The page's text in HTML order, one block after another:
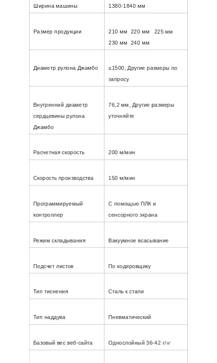
Ширина машины 1380-1840 мм
Размер продукции
210 мм 220 мм 225 мм
230 мм 240 мм
Диаметр рулона Джамбо ≤1500, Другие размеры по
запросу
Внутренний диаметр
сердцевины рулона
Джамбо
76,2 мм,Другие размеры
уточняйте
Расчетная скорость 200 м/мин
Скорость производства 150 м/мин
Программируемый
контроллер
С помощью ПЛК и
сенсорного экрана
Режим складывания Вакуумное всасывание
Подсчет листов По кодировщику
Тип тиснения Сталь к стали
Тип наддува Пневматический
Базовый вес веб-сайта Однослойный 36-42 г/㎡